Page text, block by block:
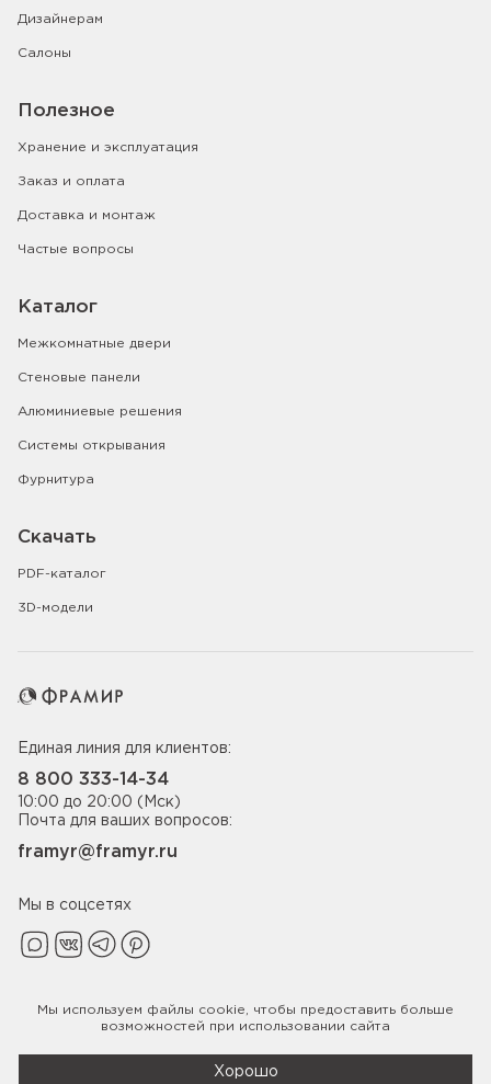
Дизайнерам
Салоны
Полезное
Хранение и эксплуатация
Заказ и оплата
Доставка и монтаж
Частые вопросы
Каталог
Межкомнатные двери
Стеновые панели
Алюминиевые решения
Системы открывания
Фурнитура
Скачать
PDF-каталог
3D-модели
Единая линия для клиентов:
8 800 333-14-34
10:00 до 20:00 (Мск)
Почта для ваших вопросов:
framyr@framyr.ru
Мы в соцсетях
Политика конфиденциальности
Мы используем файлы cookie , чтобы предоставить больше
возможностей при использовании сайта
Хорошо